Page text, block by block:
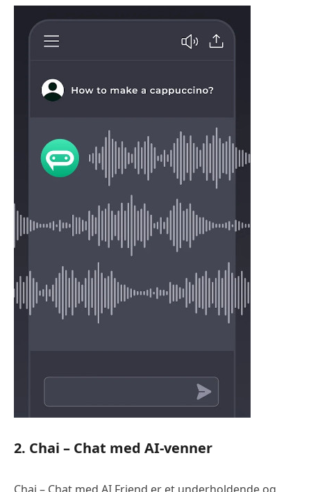
2. Chai – Chat med AI-venner
Chai – Chat med AI Friend er et underholdende og